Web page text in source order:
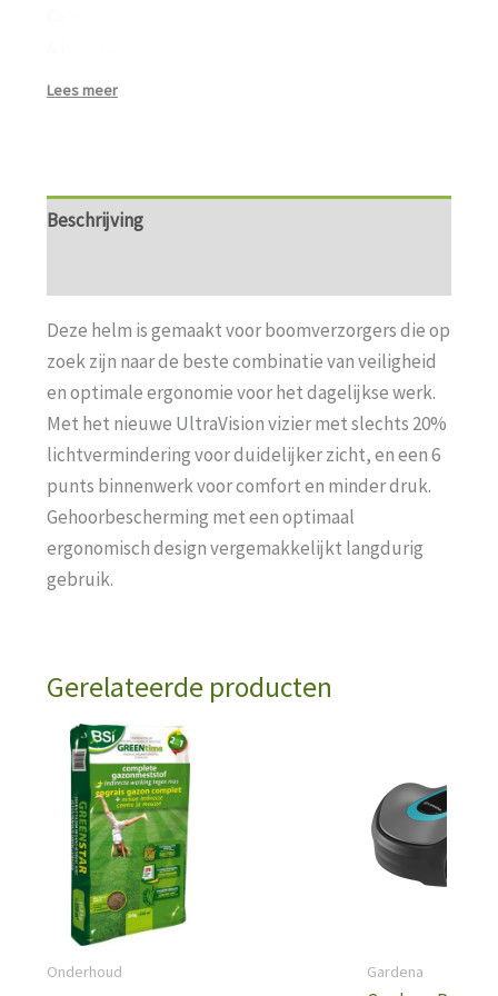
Lees meer
Beschrijving
Deze helm is gemaakt voor boomverzorgers die op
zoek zijn naar de beste combinatie van veiligheid
en optimale ergonomie voor het dagelijkse werk.
Met het nieuwe UltraVision vizier met slechts 20%
lichtvermindering voor duidelijker zicht, en een 6
punts binnenwerk voor comfort en minder druk.
Gehoorbescherming met een optimaal
ergonomisch design vergemakkelijkt langdurig
gebruik.
Gerelateerde producten
Onderhoud Gardena